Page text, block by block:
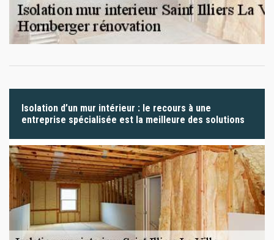
Isolation d’un mur intérieur : le recours à une
entreprise spécialisée est la meilleure des solutions